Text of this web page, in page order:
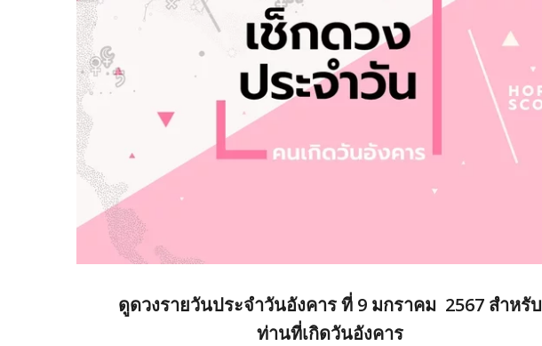
ดูดวงรายวันประจำวันอังคาร ที่ 9 มกราคม 2567 สำหรับ
ท่านที่เกิดวันอังคาร